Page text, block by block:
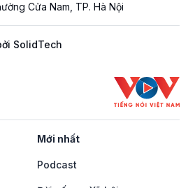
Cửa Nam, TP. Hà Nội
SolidTech
Mới nhất
Podcast